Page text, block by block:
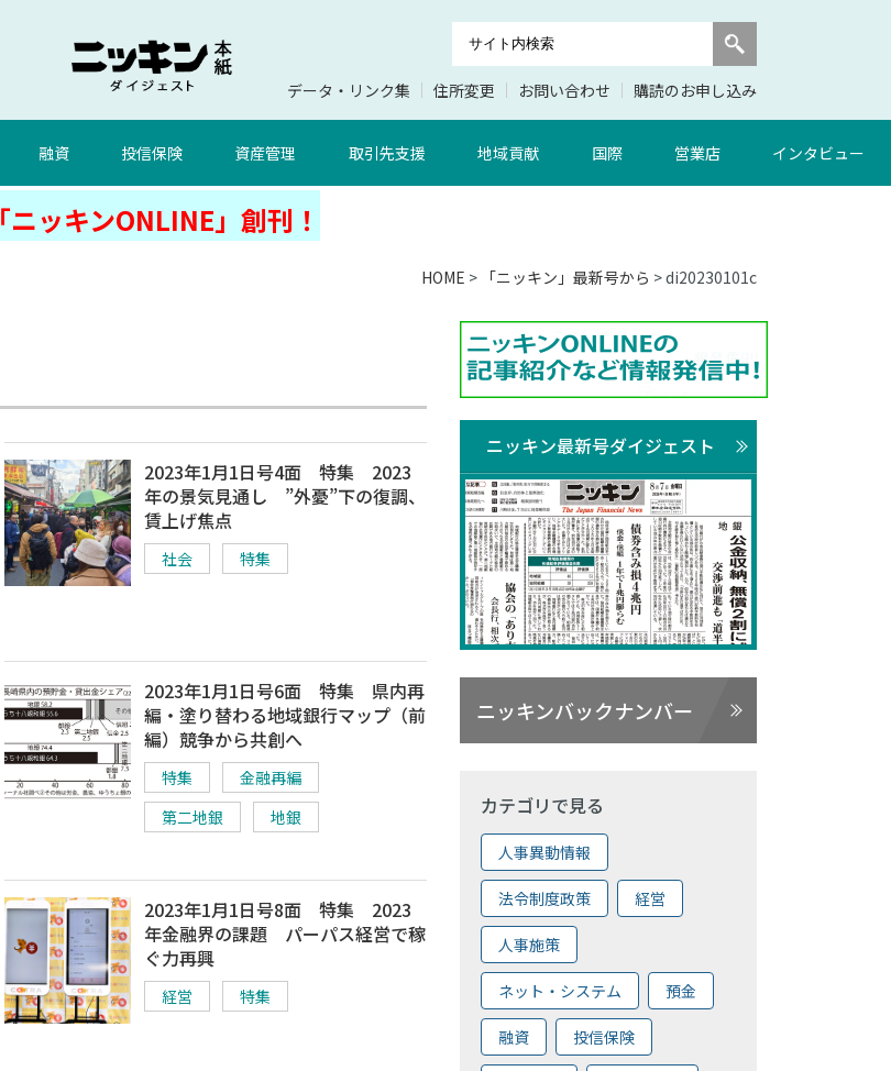
データ・リンク集 住所変更 お問い合わせ 購読のお申し込み
融資 投信保険 資産管理 取引先支援 地域貢献 国際 営業店 インタビュー
「ニッキンONLINE」創刊！
HOME > 「ニッキン」最新号から > di20230101c
2023年1月1日号4面 特集 2023
年の景気見通し ”外憂”下の復調、
賃上げ焦点
社会 特集
2023年1月1日号6面 特集 県内再
編・塗り替わる地域銀行マップ（前
編）競争から共創へ
特集
金融再編
第二地銀
地銀
2023年1月1日号8面 特集 2023
年金融界の課題 パーパス経営で稼
ぐ力再興
経営 特集
ニッキン最新号ダイジェスト
ニッキンバックナンバー
カテゴリで見る
人事異動情報
法令制度政策 経営
人事施策
ネット・システム 預金
融資 投信保険